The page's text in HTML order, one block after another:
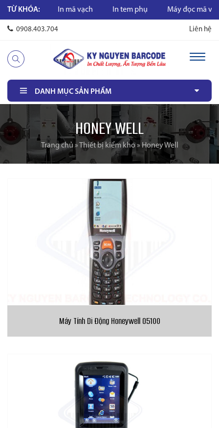
TỪ KHÓA:
vạch In mã vạch In tem phụ Máy đọc mã vạch
0908.403.704 Liên hệ
DANH MỤC SẢN PHẨM
HONEY WELL
Trang chủ » Thiết bị kiểm kho »Honey Well
Máy Tính Di Động Honeywell O5100